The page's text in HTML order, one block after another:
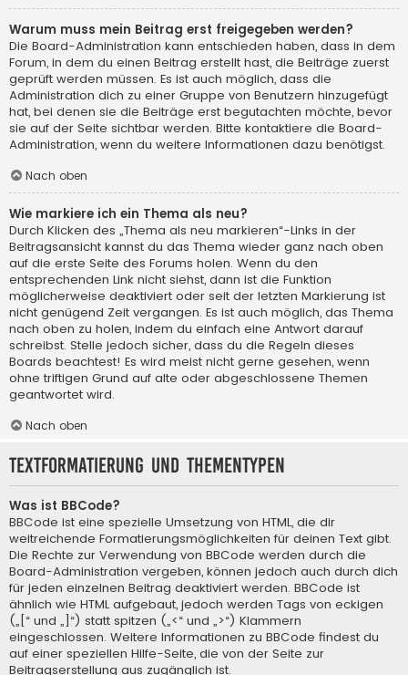
Warum muss mein Beitrag erst freigegeben werden?
Die Board-Administration kann entschieden haben, dass in dem
Forum, in dem du einen Beitrag erstellt hast, die Beiträge zuerst
geprüft werden müssen. Es ist auch möglich, dass die
Administration dich zu einer Gruppe von Benutzern hinzugefügt
hat, bei denen sie die Beiträge erst begutachten möchte, bevor
sie auf der Seite sichtbar werden. Bitte kontaktiere die Board-
Administration, wenn du weitere Informationen dazu benötigst.
Nach oben
Wie markiere ich ein Thema als neu?
Durch Klicken des „Thema als neu markieren“-Links in der
Beitragsansicht kannst du das Thema wieder ganz nach oben
auf die erste Seite des Forums holen. Wenn du den
entsprechenden Link nicht siehst, dann ist die Funktion
möglicherweise deaktiviert oder seit der letzten Markierung ist
nicht genügend Zeit vergangen. Es ist auch möglich, das Thema
nach oben zu holen, indem du einfach eine Antwort darauf
schreibst. Stelle jedoch sicher, dass du die Regeln dieses
Boards beachtest! Es wird meist nicht gerne gesehen, wenn
ohne triftigen Grund auf alte oder abgeschlossene Themen
geantwortet wird.
Nach oben
Textformatierung und Thementypen
Was ist BBCode?
BBCode ist eine spezielle Umsetzung von HTML, die dir
weitreichende Formatierungsmöglichkeiten für deinen Text gibt.
Die Rechte zur Verwendung von BBCode werden durch die
Board-Administration vergeben, können jedoch auch durch dich
für jeden einzelnen Beitrag deaktiviert werden. BBCode ist
ähnlich wie HTML aufgebaut, jedoch werden Tags von eckigen
(„[“ und „]“) statt spitzen („<“ und „>“) Klammern
eingeschlossen. Weitere Informationen zu BBCode findest du
auf einer speziellen Hilfe-Seite, die von der Seite zur
Beitragserstellung aus zugänglich ist.